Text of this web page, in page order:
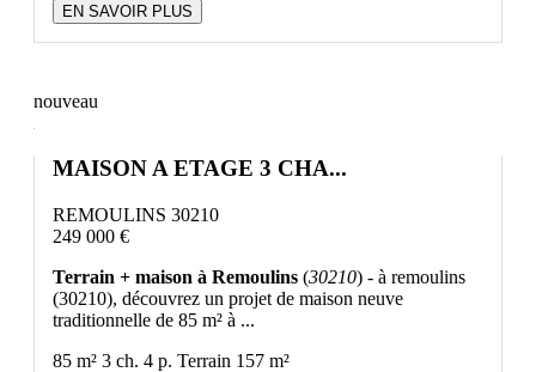
EN SAVOIR PLUS
nouveau
MAISON A ETAGE 3 CHA...
REMOULINS 30210
249 000 €
Terrain + maison à Remoulins (30210) - à remoulins
(30210), découvrez un projet de maison neuve
traditionnelle de 85 m² à ...
85 m² 3 ch. 4 p. Terrain 157 m²